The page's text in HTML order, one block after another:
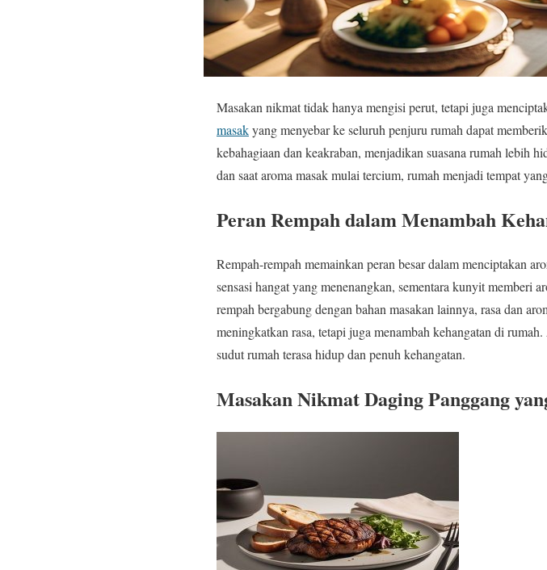
Masakan nikmat tidak hanya mengisi perut, tetapi juga
masakyang menyebar ke seluruh penjuru rumah dapat
kebahagiaan dan keakraban, menjadikan suasana rumah lebih
dan saat aroma masak mulai tercium, rumah menjadi tempat
Peran Rempah dalam Menambah
Rempah-rempah memainkan peran besar dalam menciptakan
sensasi hangat yang menenangkan, sementara kunyit memberi
rempah bergabung dengan bahan masakan lainnya, rasa dan
meningkatkan rasa, tetapi juga menambah kehangatan di
sudut rumah terasa hidup dan penuh kehangatan.
Masakan Nikmat Daging Panggang